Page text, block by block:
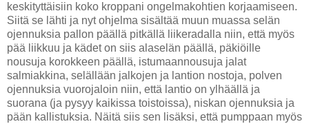
keskityttäisiin koko kroppani ongelmakohtien korjaamiseen.
Siitä se lähti ja nyt ohjelma sisältää muun muassa selän
ojennuksia pallon päällä pitkällä liikeradalla niin, että myös
pää liikkuu ja kädet on siis alaselän päällä, päkiöille
nousuja korokkeen päällä, istumaannousuja jalat
salmiakkina, selällään jalkojen ja lantion nostoja, polven
ojennuksia vuorojaloin niin, että lantio on ylhäällä ja
suorana (ja pysyy kaikissa toistoissa), niskan ojennuksia ja
pään kallistuksia. Näitä siis sen lisäksi, että pumppaan myös